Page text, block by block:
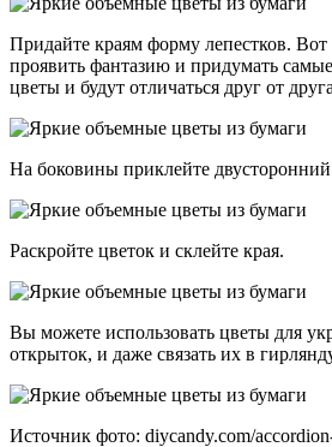
Придайте краям форму лепестков. Вот
проявить фантазию и придумать
цветы и будут отличаться друг от
На боковины приклейте двусторонний
Раскройте цветок и склейте края.
Вы можете использовать цветы для
открыток, и даже связать их в
Источник фото: diycandy.com/